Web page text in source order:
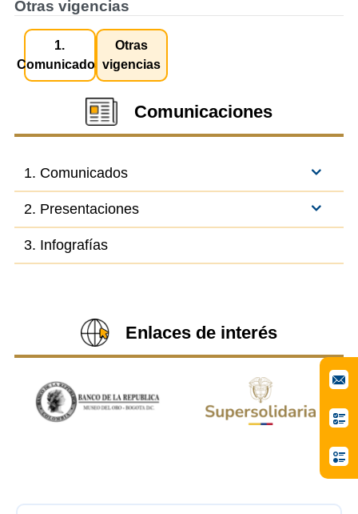
Otras vigencias
1.
Comunicados
Otras
vigencias
Comunicaciones
1. Comunicados
2. Presentaciones
3. Infografías
Enlaces de interés